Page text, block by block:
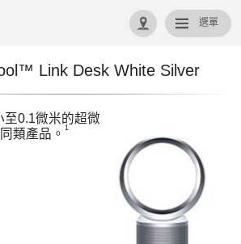
選單
Link Desk White Silver
至0.1微米的超微
類產品。1